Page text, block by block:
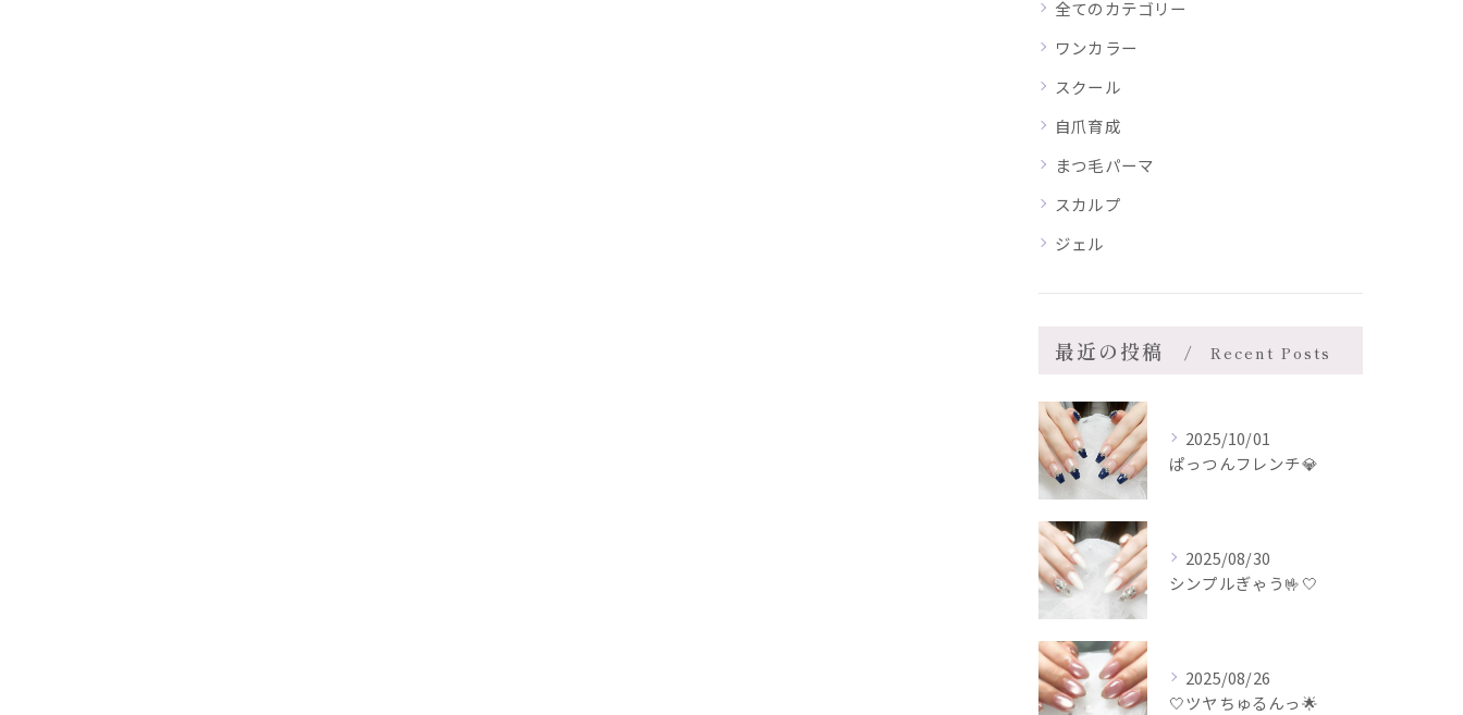
全てのカテゴリー
ワンカラー
スクール
自爪育成
まつ毛パーマ
スカルプ
ジェル
最近の投稿 Recent Posts
2025/10/01
ぱっつんフレンチ💎
2025/08/30
シンプルぎゃう🤟🤍
2025/08/26
🤍ツヤちゅるんっ🌟